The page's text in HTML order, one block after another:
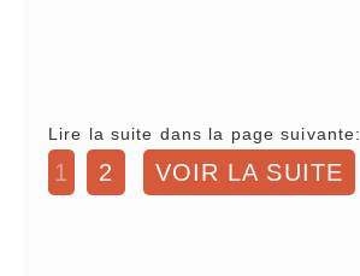
Lire la suite dans la page suivante:
1 2 VOIR LA SUITE